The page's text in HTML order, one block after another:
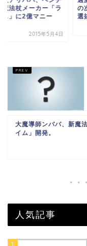
魔法杖メーカー「ラ
ス」に2億マニー
2015年5月4日
の
選
大魔導師ンババ、新魔
イム」開発。
人気記事
1